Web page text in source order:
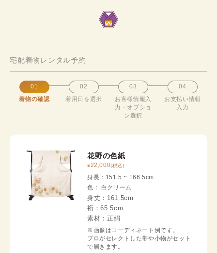
宅配着物レンタル予約
01
着物の確認
02
着用日を選択
03
お客様情報入
力・オプショ
ン選択
04
お支払い情報
入力
花野の色紙
¥22,000(税込)
身長： 151.5 ~ 166.5cm
色 ： 白 クリーム
身丈： 161.5cm
裄：65.5cm
素材： 正絹
※画像はコーディネート例です。
プロがセレクトした帯や小物がセット
で届きます。